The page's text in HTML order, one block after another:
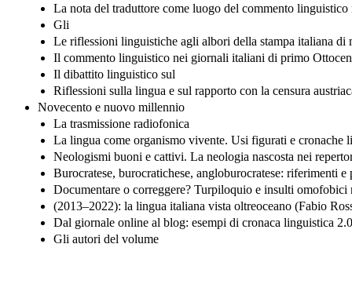
La nota del traduttore come luogo del commento
Gli
Le riflessioni linguistiche agli albori della stampa italiana di
Il commento linguistico nei giornali italiani di primo
Il dibattito linguistico sul
Riflessioni sulla lingua e sul rapporto con la censura
Novecento e nuovo millennio
La trasmissione radiofonica
La lingua come organismo vivente. Usi figurati e cronache
Neologismi buoni e cattivi. La neologia nascosta nei
Burocratese, burocratichese, angloburocratese: riferimenti
Documentare o correggere? Turpiloquio e insulti
(2013–2022): la lingua italiana vista oltreoceano (Fabio
Dal giornale online al blog: esempi di cronaca linguistica
Gli autori del volume